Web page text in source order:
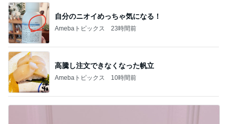
自分のニオイめっちゃ気になる！
Amebaトピックス 23時間前
高騰し注文できなくなった帆立
Amebaトピックス 10時間前